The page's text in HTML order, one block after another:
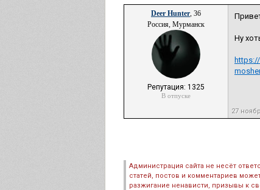
Deer Hunter, 36
Россия, Мурманск
Репутация: 1325
В отпуске
Ну
27
Администрация сайта не несёт
статей, постов и комментариев
разжигание ненависти, призывы к